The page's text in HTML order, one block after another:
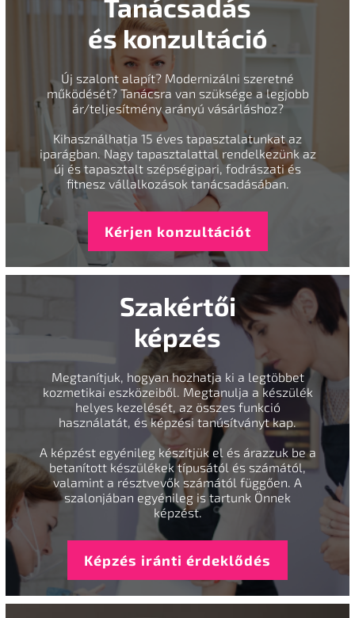
Tanácsadás
és konzultáció
Új szalont alapít? Modernizálni szeretné
működését? Tanácsra van szüksége a legjobb
ár/teljesítmény arányú vásárláshoz?
Kihasználhatja 15 éves tapasztalatunkat az
iparágban. Nagy tapasztalattal rendelkezünk az
új és tapasztalt szépségipari, fodrászati és
fitnesz vállalkozások tanácsadásában.
Kérjen konzultációt
Szakértői
képzés
Megtanítjuk, hogyan hozhatja ki a legtöbbet
kozmetikai eszközeiből. Megtanulja a készülék
helyes kezelését, az összes funkció
használatát, és képzési tanúsítványt kap.
A képzést egyénileg készítjük el és árazzuk be a
betanított készülékek típusától és számától,
valamint a résztvevők számától függően. A
szalonjában egyénileg is tartunk Önnek
képzést.
Képzés iránti érdeklődés